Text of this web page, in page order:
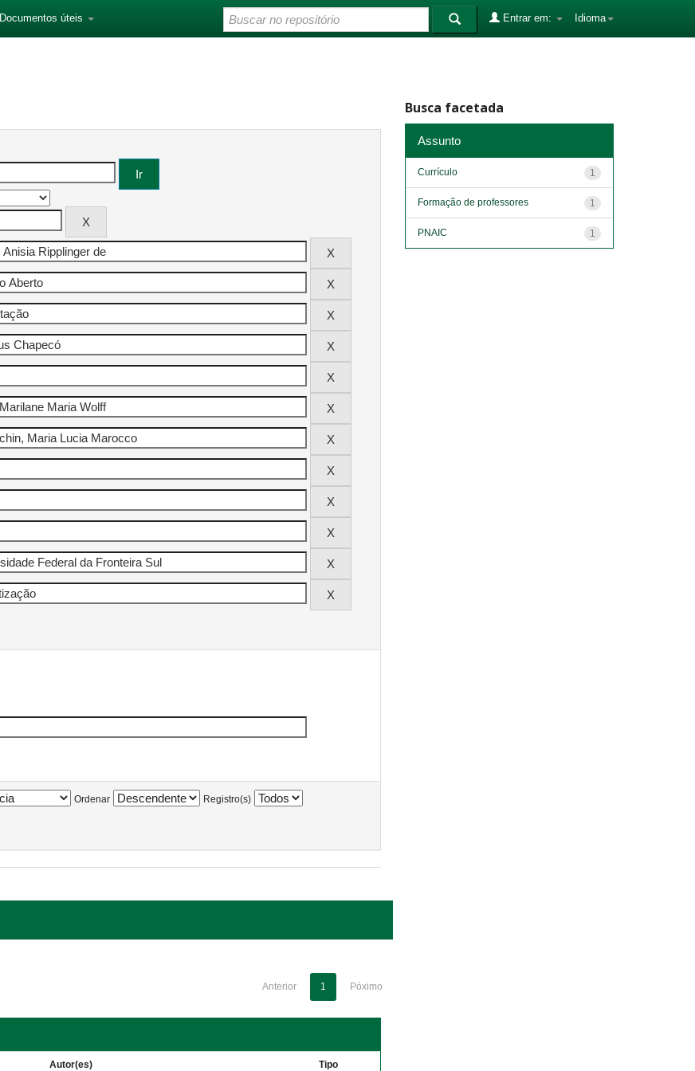
Documentos úteis Idioma
Entrar em:
Ordenar Registro(s)
Anterior 1 Póximo
Autor(es) Tipo
Busca facetada
Assunto
1
Currículo
1
Formação de professores
1
PNAIC